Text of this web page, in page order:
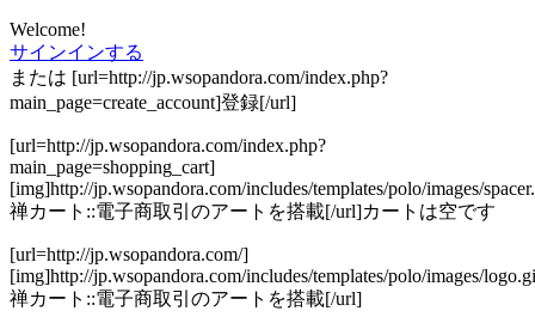
Welcome!
サインインする
または [url=http://jp.wsopandora.com/index.php?
main_page=create_account]登録[/url]
[url=http://jp.wsopandora.com/index.php?
main_page=shopping_cart]
[img]http://jp.wsopandora.com/includes/templates/polo/images/
禅カート::電子商取引のアートを搭載[/url]カートは空です
[url=http://jp.wsopandora.com/]
[img]http://jp.wsopandora.com/includes/templates/polo/images/
禅カート::電子商取引のアートを搭載[/url]